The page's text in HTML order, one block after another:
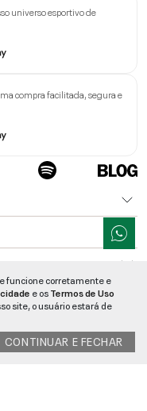
universo esportivo de
compra facilitada, segura e
-RUA MANOEL FRANCISCO
funcione corretamente e
e osTermos de Uso
site, o usuário estará de
CONTINUAR E FECHAR